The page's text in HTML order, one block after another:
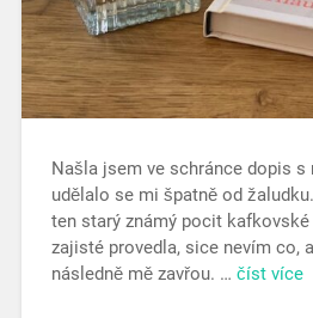
Našla jsem ve schránce dopis s
udělalo se mi špatně od
ten starý známý pocit
zajisté provedla, sice nevím co,
následně mě zavřou. … číst více